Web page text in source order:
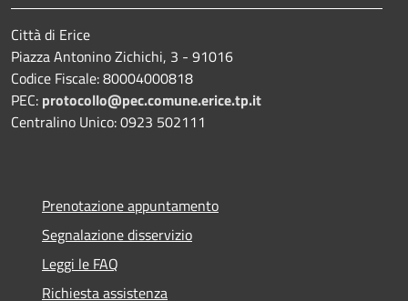
Città di Erice
Piazza Antonino Zichichi, 3 - 91016
Codice Fiscale: 80004000818
PEC: protocollo@pec.comune.erice.tp.it
Centralino Unico: 0923 502111
Prenotazione appuntamento
Segnalazione disservizio
Leggi le FAQ
Richiesta assistenza